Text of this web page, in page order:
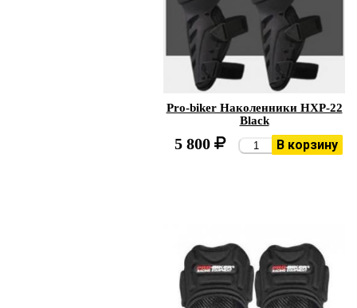
Pro-biker Наколенники HXP-22
Black
5 800 В корзину